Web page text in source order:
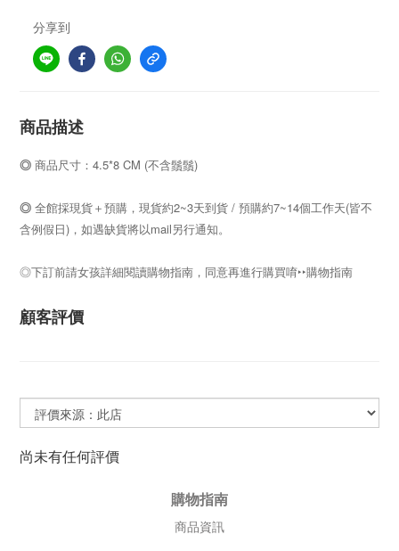
分享到
商品描述
◎ 商品尺寸：4.5*8 CM (不含鬚鬚)
◎ 全館採現貨＋預購，現貨約2~3天到貨 / 預購約7~14個工作天(皆不
含例假日)，如遇缺貨將以mail另行通知。
◎下訂前請女孩詳細閱讀購物指南，同意再進行購買唷‣‣購物指南
顧客評價
尚未有任何評價
購物指南
商品資訊